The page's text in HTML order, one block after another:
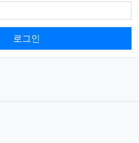
로그인